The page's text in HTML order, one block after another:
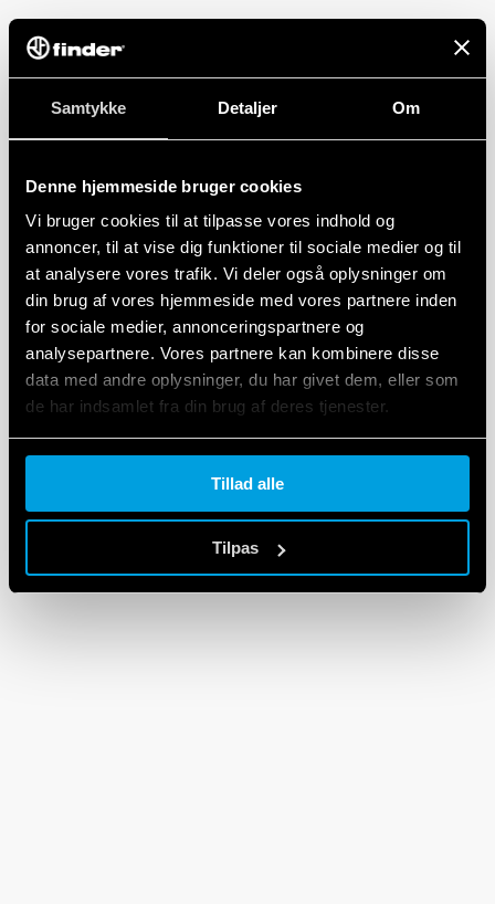
Samtykke Detaljer Om
Denne hjemmeside bruger cookies
Vi bruger cookies til at tilpasse vores indhold og
annoncer, til at vise dig funktioner til sociale medier og til
at analysere vores trafik. Vi deler også oplysninger om
din brug af vores hjemmeside med vores partnere inden
for sociale medier, annonceringspartnere og
analysepartnere. Vores partnere kan kombinere disse
data med andre oplysninger, du har givet dem, eller som
de har indsamlet fra din brug af deres tjenester.
Cookie policy.
Tillad alle
Tilpas